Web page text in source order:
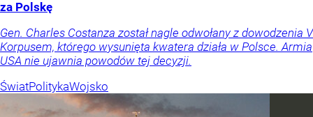
za Polskę
Gen. Charles Costanza został nagle odwołany z dowodzenia V
Korpusem, którego wysunięta kwatera działa w Polsce. Armia
USA nie ujawnia powodów tej decyzji.
ŚwiatPolitykaWojsko